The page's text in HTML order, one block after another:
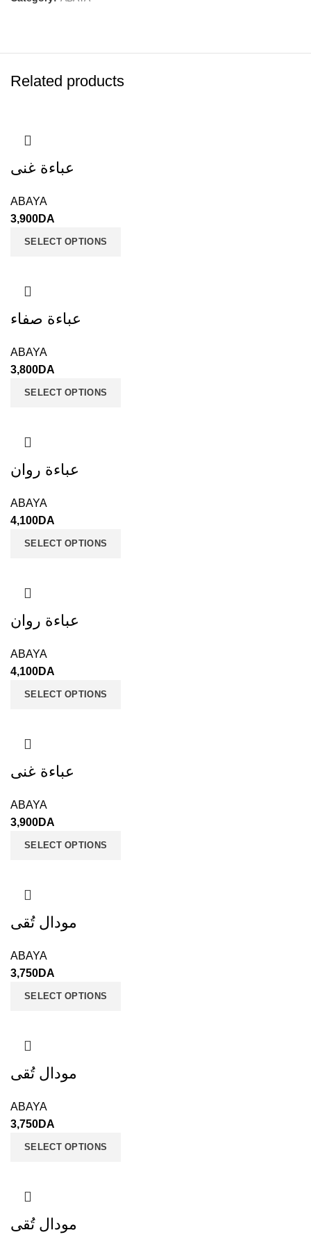
Related products
عباءة غنى
ABAYA
3,900DA
SELECT OPTIONS
عباءة صفاء
ABAYA
3,800DA
SELECT OPTIONS
عباءة روان
ABAYA
4,100DA
SELECT OPTIONS
عباءة روان
ABAYA
4,100DA
SELECT OPTIONS
عباءة غنى
ABAYA
3,900DA
SELECT OPTIONS
مودال تُقى
ABAYA
3,750DA
SELECT OPTIONS
مودال تُقى
ABAYA
3,750DA
SELECT OPTIONS
مودال تُقى